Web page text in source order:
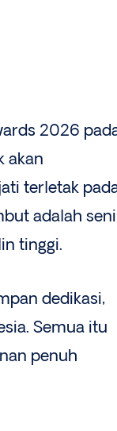
2026
akan
terletak
adalah seni
tinggi.
dedikasi,
Semua itu
penuh